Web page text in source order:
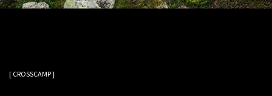
[ CROSSCAMP ]